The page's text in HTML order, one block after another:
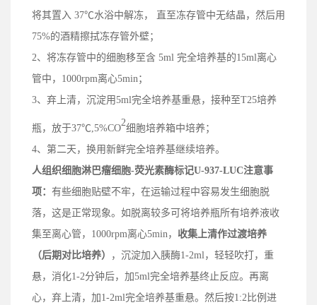
将其置入 37℃水浴中解冻， 直至冻存管中无结晶，然后用
75%的酒精擦拭冻存管外壁；
2、 将冻存管中的细胞移至含 5ml 完全培养基的15ml离心
管中，1000rpm离心5min；
3、 弃上清，沉淀用5ml完全培养基重悬，接种至T25培养
瓶， 放于37℃,5%CO
2
细胞培养箱中培养；
4、 第二天，换用新鲜完全培养基继续培养。
人组织细胞淋巴瘤细胞-荧光素酶标记U-937-LUC注意事
项： 有些细胞贴壁不牢，在运输过程中容易发生细胞脱
落，这是正常现象。如脱离较多可将培养瓶所有培养液收
集至离心管，1000rpm离心5min， 收集上清作过渡培养
（后期对比培养）
，沉淀加入胰酶1-2ml，轻轻吹打，重
悬，消化1-2分钟后，加5ml完全培养基终止反应。再离
心，弃上清，加1-2ml完全培养基重悬。然后按1:2比例进